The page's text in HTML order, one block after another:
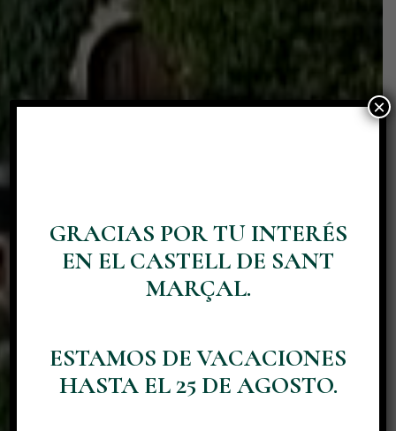
QUE TU
CELEBRACIÓN
NUESTRA
HISTORIA
GRACIAS POR TU INTERÉS
EN EL CASTELL DE SANT
MARÇAL.
ESTAMOS DE VACACIONES
HASTA EL 25 DE AGOSTO.
×